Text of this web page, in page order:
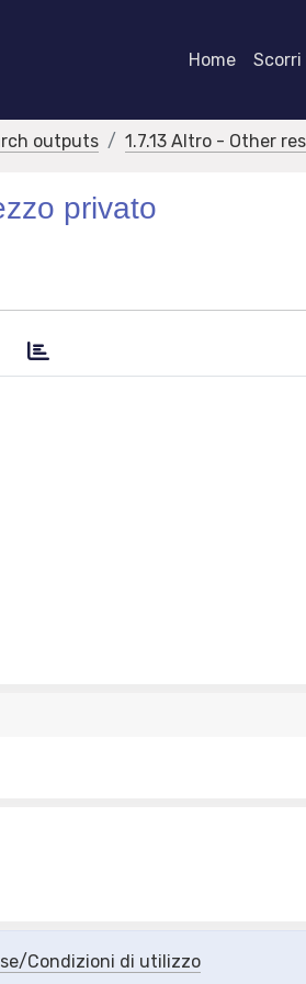
Home Scorri
outputs 1.7.13 Altro - Other
privato
Condizioni di utilizzo